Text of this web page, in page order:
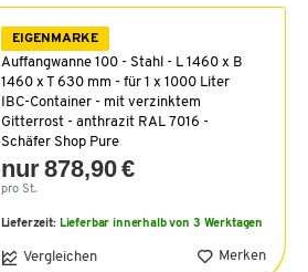
EIGENMARKE
Auffangwanne 100 - Stahl - L 1460 x B
1460 x T 630 mm - für 1 x 1000 Liter
IBC-Container - mit verzinktem
Gitterrost - anthrazit RAL 7016 -
Schäfer Shop Pure
nur 878,90 €
pro St.
Lieferzeit: Lieferbar innerhalb von 3 Werktagen
Vergleichen Merken